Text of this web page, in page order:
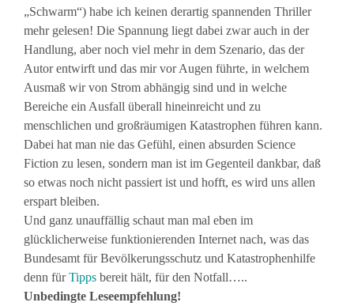
„Schwarm“) habe ich keinen derartig spannenden Thriller
mehr gelesen! Die Spannung liegt dabei zwar auch in der
Handlung, aber noch viel mehr in dem Szenario, das der
Autor entwirft und das mir vor Augen führte, in welchem
Ausmaß wir von Strom abhängig sind und in welche
Bereiche ein Ausfall überall hineinreicht und zu
menschlichen und großräumigen Katastrophen führen kann.
Dabei hat man nie das Gefühl, einen absurden Science
Fiction zu lesen, sondern man ist im Gegenteil dankbar, daß
so etwas noch nicht passiert ist und hofft, es wird uns allen
erspart bleiben.
Und ganz unauffällig schaut man mal eben im
glücklicherweise funktionierenden Internet nach, was das
Bundesamt für Bevölkerungsschutz und Katastrophenhilfe
denn fürTipps bereit hält, für den Notfall…..
Unbedingte Leseempfehlung!